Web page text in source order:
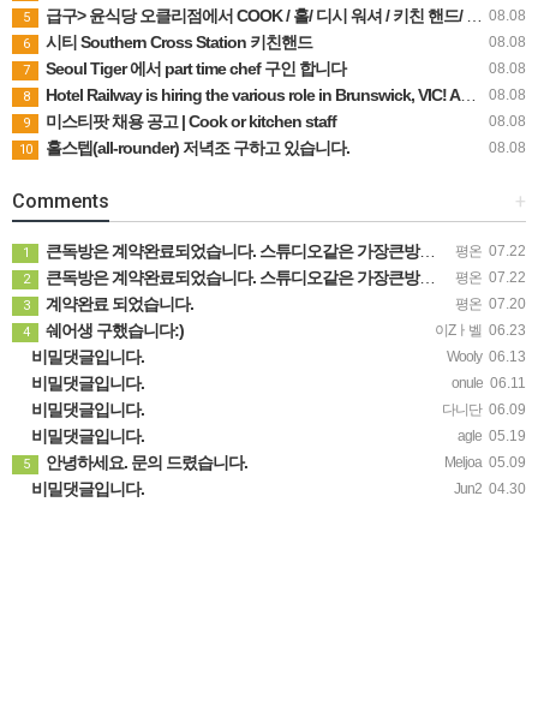
08.08
5 급구> 윤식당 오클리점에서 COOK / 홀/ 디시 워셔 / 키친 핸드/ 주방보조 구합니다 ~~^^
08.08
6 시티 Southern Cross Station 키친핸드
08.08
7 Seoul Tiger 에서 part time chef 구인 합니다
08.08
8 Hotel Railway is hiring the various role in Brunswick, VIC! Apply now to be part of our team!
08.08
9 미스티팟 채용 공고 | Cook or kitchen staff
08.08
10 홀스텝(all-rounder) 저녁조 구하고 있습니다.
+
Comments
평온 07.22
1 큰독방은 계약완료되었습니다. 스튜디오같은 가장큰방을 2인동시 또는 혼자서 큰독방으로도 즉시입주 가능합니다.
평온 07.22
2 큰독방은 계약완료되었습니다. 스튜디오같은 가장큰방을 2인동시 또는 혼자서 큰독방으로도 즉시입주 가능합니다.
평온 07.20
3 계약완료 되었습니다.
이Zㅏ벨 06.23
4 쉐어생 구했습니다:)
Wooly 06.13
비밀댓글입니다.
onule 06.11
비밀댓글입니다.
다니단 06.09
비밀댓글입니다.
agle 05.19
비밀댓글입니다.
Meljoa 05.09
5 안녕하세요. 문의 드렸습니다.
Jun2 04.30
비밀댓글입니다.